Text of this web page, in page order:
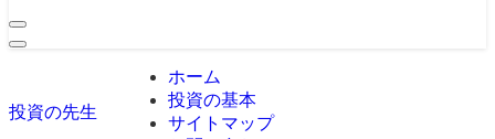
投資の先生
ホーム
投資の基本
サイトマップ